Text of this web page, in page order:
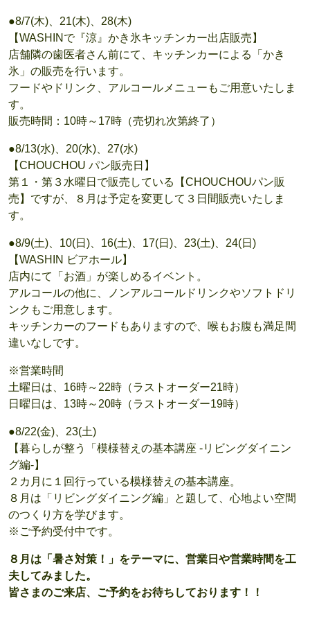
●8/7(木)、21(木)、28(木)
【WASHINで『涼』かき氷キッチンカー出店販売】
店舗隣の歯医者さん前にて、キッチンカーによる「かき
氷」の販売を行います。
フードやドリンク、アルコールメニューもご用意いたしま
す。
販売時間：10時～17時（売切れ次第終了）
●8/13(水)、20(水)、27(水)
【CHOUCHOU パン販売日】
第１・第３水曜日で販売している【CHOUCHOUパン販
売】ですが、８月は予定を変更して３日間販売いたしま
す。
●8/9(土)、10(日)、16(土)、17(日)、23(土)、24(日)
【WASHIN ビアホール】
店内にて「お酒」が楽しめるイベント。
アルコールの他に、ノンアルコールドリンクやソフトドリ
ンクもご用意します。
キッチンカーのフードもありますので、喉もお腹も満足間
違いなしです。
※営業時間
土曜日は、16時～22時（ラストオーダー21時）
日曜日は、13時～20時（ラストオーダー19時）
●8/22(金)、23(土)
【暮らしが整う「模様替えの基本講座 -リビングダイニン
グ編-】
２カ月に１回行っている模様替えの基本講座。
８月は「リビングダイニング編」と題して、心地よい空間
のつくり方を学びます。
※ご予約受付中です。
８月は「暑さ対策！」をテーマに、営業日や営業時間を工
夫してみました。
皆さまのご来店、ご予約をお待ちしております！！